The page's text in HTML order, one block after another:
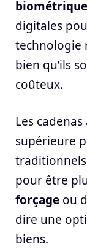
biométrique
digitales
technologie
bien qu’ils
coûteux.
Les
supérieure
pour être
forçage ou
dire une
biens.